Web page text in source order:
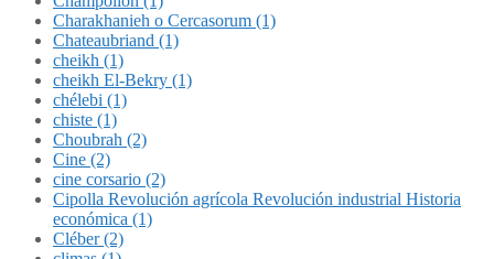
Charakhanieh o Cercasorum (1)
Chateaubriand (1)
cheikh (1)
cheikh El-Bekry (1)
chélebi (1)
chiste (1)
Choubrah (2)
Cine (2)
cine corsario (2)
Cipolla Revolución agrícola Revolución industrial Historia
económica (1)
Cléber (2)